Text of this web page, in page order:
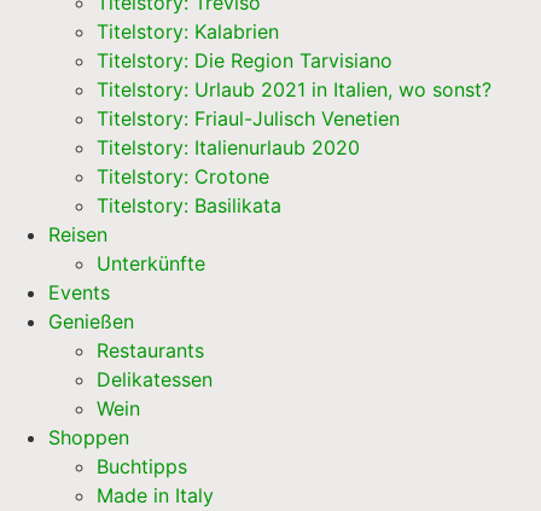
Titelstory: Kalabrien
Titelstory: Die Region Tarvisiano
Titelstory: Urlaub 2021 in Italien, wo sonst?
Titelstory: Friaul-Julisch Venetien
Titelstory: Italienurlaub 2020
Titelstory: Crotone
Titelstory: Basilikata
Reisen
Unterkünfte
Events
Genießen
Restaurants
Delikatessen
Wein
Shoppen
Buchtipps
Made in Italy